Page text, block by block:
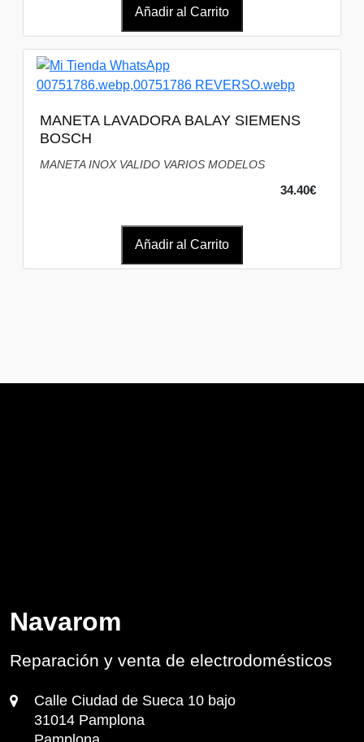
Añadir al Carrito
MANETA LAVADORA BALAY SIEMENS
BOSCH
MANETA INOX VALIDO VARIOS MODELOS
34.40€
Añadir al Carrito
Navarom
Reparación y venta de electrodomésticos
Calle Ciudad de Sueca 10 bajo
31014 Pamplona